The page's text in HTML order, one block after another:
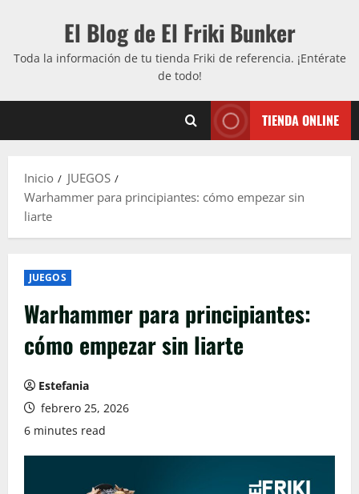
El Blog de El Friki Bunker
Toda la información de tu tienda Friki de referencia. ¡Entérate
de todo!
TIENDA ONLINE
Inicio
JUEGOS
Warhammer para principiantes: cómo empezar sin
liarte
JUEGOS
Warhammer para principiantes:
cómo empezar sin liarte
Estefania
febrero 25, 2026
6 minutes read